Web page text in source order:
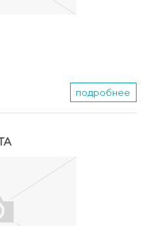
подробнее